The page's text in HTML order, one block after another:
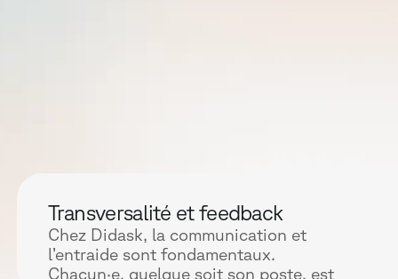
Transversalité et feedback
Chez Didask, la communication et
l’entraide sont fondamentaux.
Chacun·e, quelque soit son poste, est